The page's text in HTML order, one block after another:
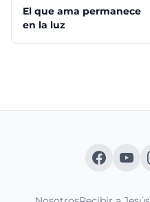
El que ama permanece
en la luz